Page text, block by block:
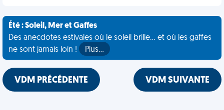
Été : Soleil, Mer et Gaffes
Des anecdotes estivales où le soleil brille... et où les gaffes
ne sont jamais loin !
Plus…
VDM PRÉCÉDENTE VDM SUIVANTE